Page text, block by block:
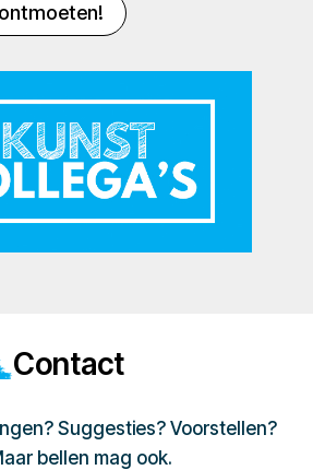
Contact
Suggesties? Voorstellen?
bellen mag ook.